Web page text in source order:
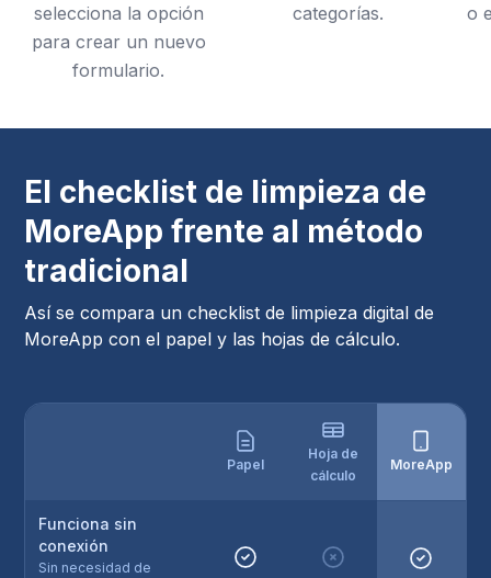
selecciona la opción
para crear un nuevo
formulario.
categorías.
o
El checklist de limpieza de
MoreApp frente al método
tradicional
Así se compara un checklist de limpieza digital de
MoreApp con el papel y las hojas de cálculo.
Papel
Hoja de
cálculo
MoreApp
Funciona sin
conexión
Sin necesidad de